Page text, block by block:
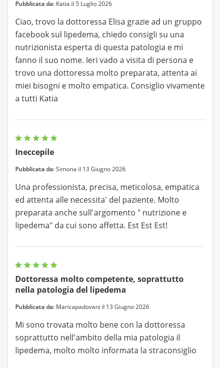
Pubblicata da: Katia il 5 Luglio 2026
Ciao, trovo la dottoressa Elisa grazie ad un gruppo
facebook sul lipedema, chiedo consigli su una
nutrizionista esperta di questa patologia e mi
fanno il suo nome. Ieri vado a visita di persona e
trovo una dottoressa molto preparata, attenta ai
miei bisogni e molto empatica. Consiglio vivamente
a tutti Katia
Ineccepile
Pubblicata da:Simona il 13 Giugno 2026
Una professionista, precisa, meticolosa, empatica
ed attenta alle necessita' del paziente. Molto
preparata anche sull'argomento " nutrizione e
lipedema" da cui sono affetta. Est Est Est!
Dottoressa molto competente, soprattutto
nella patologia del lipedema
Pubblicata da: Maricapadovani il 13 Giugno 2026
Mi sono trovata molto bene con la dottoressa
soprattutto nell'ambito della mia patologia il
lipedema, molto molto informata la straconsiglio